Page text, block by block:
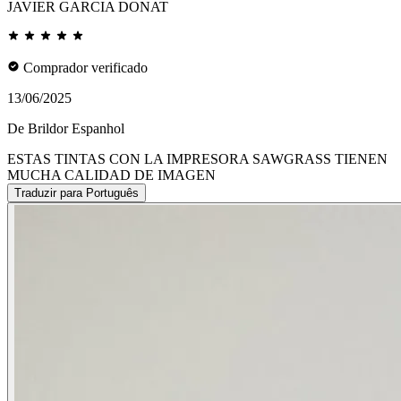
JAVIER GARCIA DONAT
Comprador verificado
13/06/2025
De Brildor Espanhol
ESTAS TINTAS CON LA IMPRESORA SAWGRASS TIENEN
MUCHA CALIDAD DE IMAGEN
Traduzir para Português